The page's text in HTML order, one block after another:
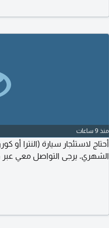
منذ 9 ساعات
الشهري. يرجى التواصل معي عبر